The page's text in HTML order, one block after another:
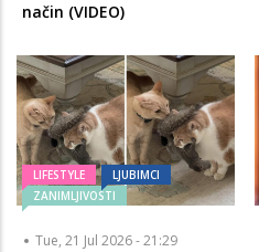
način (VIDEO)
LIFESTYLE
LJUBIMCI
ZANIMLJIVOSTI
Tue, 21 Jul 2026 - 21:29